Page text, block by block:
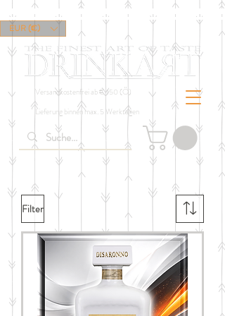
Versandkostenfrei ab € 150 (Ö)
Lieferung binnen max. 5 Werktagen
EUR (€)
Filter